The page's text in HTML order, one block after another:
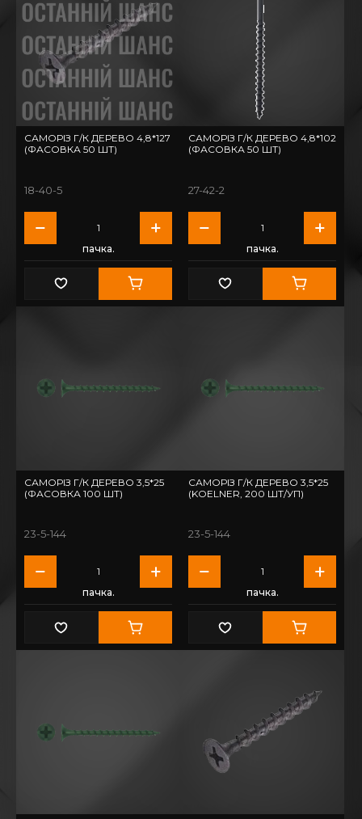
САМОРІЗ Г/К ДЕРЕВО 4,8*127
(ФАСОВКА 50 ШТ)
18-40-5
пачка.
САМОРІЗ Г/К ДЕРЕВО 4,8*102
(ФАСОВКА 50 ШТ)
27-42-2
пачка.
САМОРІЗ Г/К ДЕРЕВО 3,5*25
(ФАСОВКА 100 ШТ)
23-5-144
пачка.
САМОРІЗ Г/К ДЕРЕВО 3,5*25
(KOELNER, 200 ШТ/УП)
23-5-144
пачка.